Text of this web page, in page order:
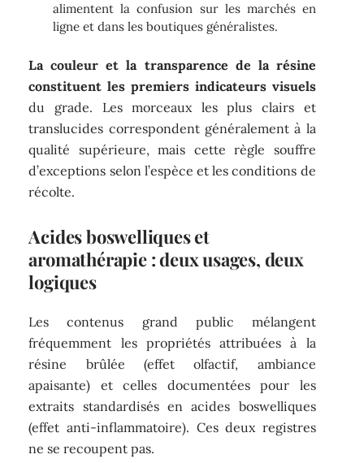
alimentent la confusion sur les marchés en
ligne et dans les boutiques généralistes.
La couleur et la transparence de la résine
constituent les premiers indicateurs visuels
du grade. Les morceaux les plus clairs et
translucides correspondent généralement à la
qualité supérieure, mais cette règle souffre
d’exceptions selon l’espèce et les conditions de
récolte.
Acides boswelliques et
aromathérapie : deux usages, deux
logiques
Les contenus grand public mélangent
fréquemment les propriétés attribuées à la
résine brûlée (effet olfactif, ambiance
apaisante) et celles documentées pour les
extraits standardisés en acides boswelliques
(effet anti-inflammatoire). Ces deux registres
ne se recoupent pas.